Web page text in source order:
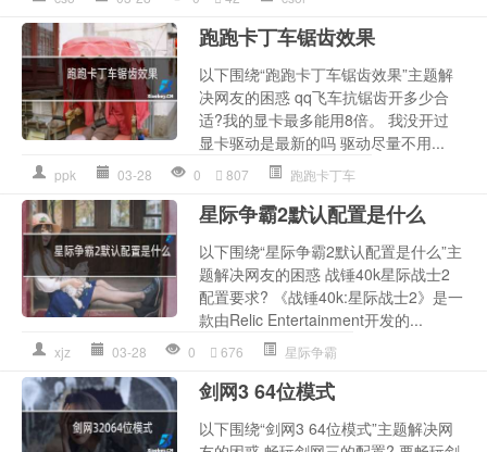
跑跑卡丁车锯齿效果
以下围绕“跑跑卡丁车锯齿效果”主题解
决网友的困惑 qq飞车抗锯齿开多少合
适?我的显卡最多能用8倍。 我没开过
显卡驱动是最新的吗 驱动尽量不用...
ppk 03-28 0 807 跑跑卡丁车
星际争霸2默认配置是什么
以下围绕“星际争霸2默认配置是什么”主
题解决网友的困惑 战锤40k星际战士2
配置要求? 《战锤40k:星际战士2》是一
款由Relic Entertainment开发的...
xjz 03-28 0 676 星际争霸
剑网3 64位模式
以下围绕“剑网3 64位模式”主题解决网